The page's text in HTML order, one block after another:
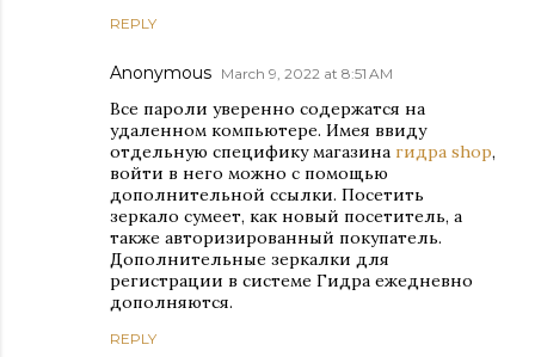
REPLY
Anonymous March 9, 2022 at 8:51 AM
Все пароли уверенно содержатся на
удаленном компьютере. Имея ввиду
отдельную специфику магазина гидра shop,
войти в него можно с помощью
дополнительной ссылки. Посетить
зеркало сумеет, как новый посетитель, а
также авторизированный покупатель.
Дополнительные зеркалки для
регистрации в системе Гидра ежедневно
дополняются.
REPLY